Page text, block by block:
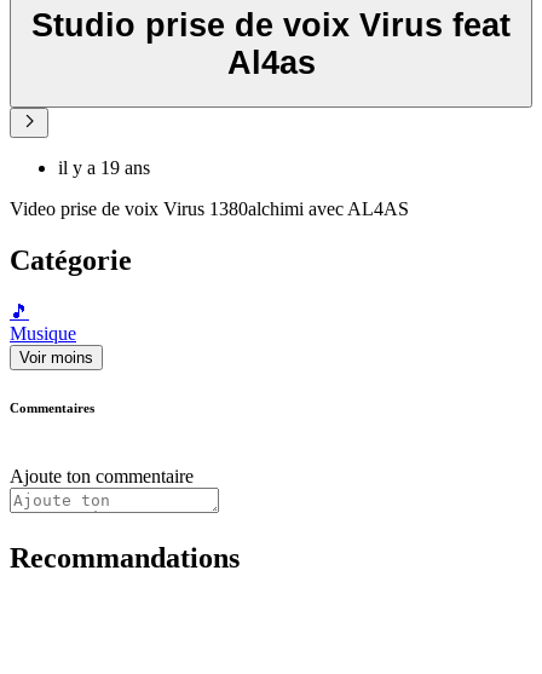
Studio prise de voix Virus feat
Al4as
il y a 19 ans
Video prise de voix Virus 1380alchimi avec AL4AS
Catégorie
🎵
Musique
Voir moins
Commentaires
Ajoute ton commentaire
Recommandations